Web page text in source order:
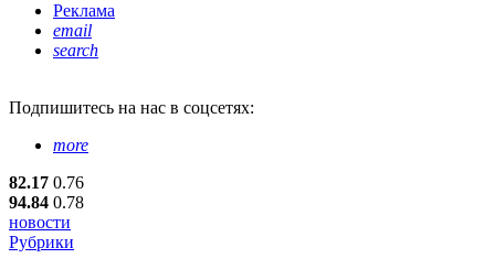
Реклама
email
search
Подпишитесь на нас в соцсетях:
more
82.17 0.76
94.84 0.78
новости
Рубрики